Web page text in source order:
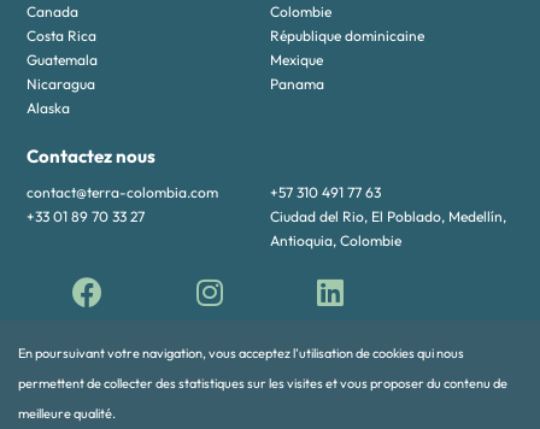
En poursuivant votre navigation, vous acceptez l’utilisation de cookies qui nous
permettent de collecter des statistiques sur les visites et vous proposer du contenu de
meilleure qualité.
Canada
Colombie
Costa Rica
République dominicaine
Guatemala
Mexique
Nicaragua
Panama
Alaska
Contactez nous
contact@terra-colombia.com
+57 310 491 77 63
+33 01 89 70 33 27
Ciudad del Rio, El Poblado, Medellín,
Antioquia, Colombie